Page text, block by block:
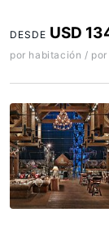
DESDE USD
por habitación /